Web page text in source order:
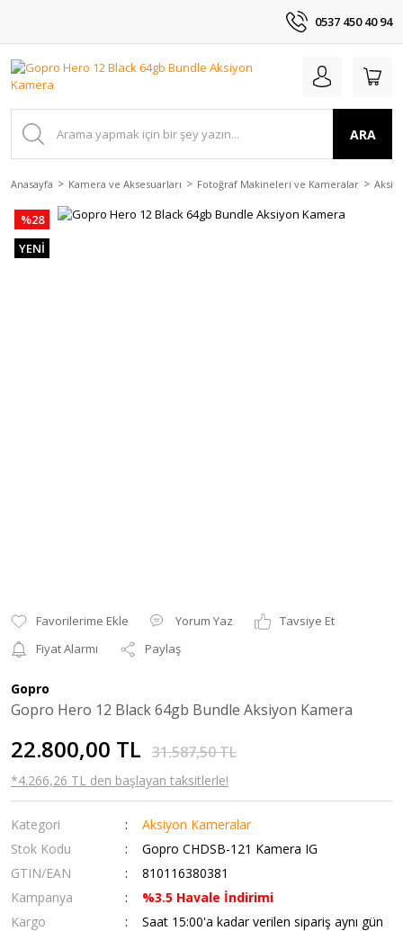
0537 450 40 94
ARA
Anasayfa Kamera ve Aksesuarları Fotoğraf Makineleri ve Kameralar
%28
YENİ
Yorum Yaz
Tavsiye Et
Fiyat Alarmı
Paylaş
Gopro
Gopro Hero 12 Black 64gb Bundle Aksiyon Kamera
22.800,00 TL 31.587,50 TL
*4.266,26 TL den başlayan taksitlerle!
Kategori
Aksiyon Kameralar
Stok Kodu
Gopro CHDSB-121 Kamera IG
GTIN/EAN
810116380381
Kampanya
%3.5 Havale İndirimi
Kargo
Saat 15:00'a kadar verilen sipariş aynı gün